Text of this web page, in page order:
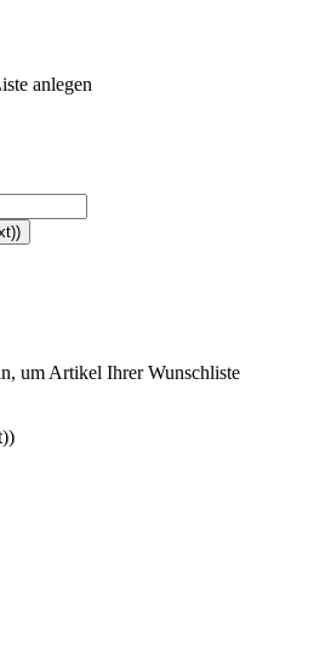
anlegen
um Artikel Ihrer Wunschliste